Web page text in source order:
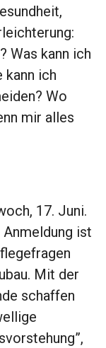
Was kann ich
kann ich
Wo
mir alles
17. Juni.
ist
Mit der
schaffen